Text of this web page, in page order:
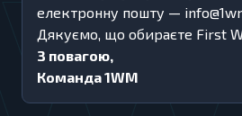
електронну пошту —
Дякуємо, що обираєте First
З повагою,
Команда 1WM